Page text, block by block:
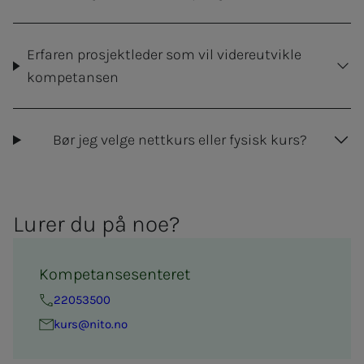
Erfaren prosjektleder som vil videreutvikle
kompetansen
Bør jeg velge nettkurs eller fysisk kurs?
Lu­­­rer du på noe?
Kompetansesenteret
22053500
kurs@nito.no